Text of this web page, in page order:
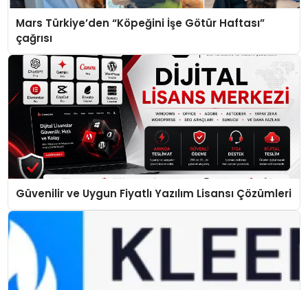
Mars Türkiye’den “Köpeğini İşe Götür Haftası”
çağrısı
Güvenilir ve Uygun Fiyatlı Yazılım Lisansı Çözümleri